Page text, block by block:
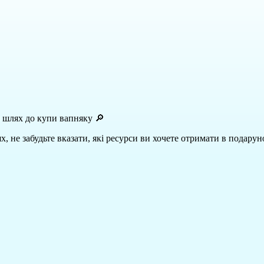
до купи вапняку 🔎
не забудьте вказати, які ресурси ви хочете отримати в